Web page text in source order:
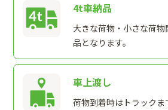
4t車納品
大きな荷物・小さな荷
品となります。
車上渡し
荷物到着時はトラック